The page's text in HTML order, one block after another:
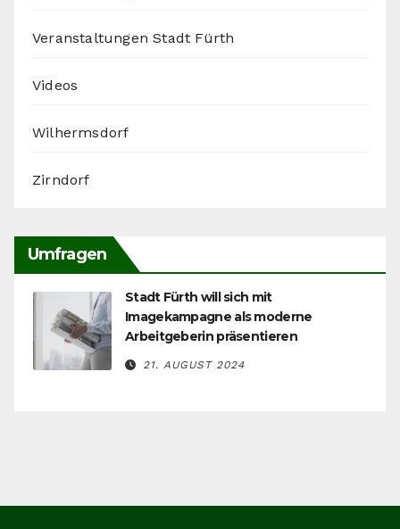
Veranstaltungen Stadt Fürth
Videos
Wilhermsdorf
Zirndorf
Umfragen
Stadt Fürth will sich mit
Imagekampagne als moderne
Arbeitgeberin präsentieren
21. AUGUST 2024